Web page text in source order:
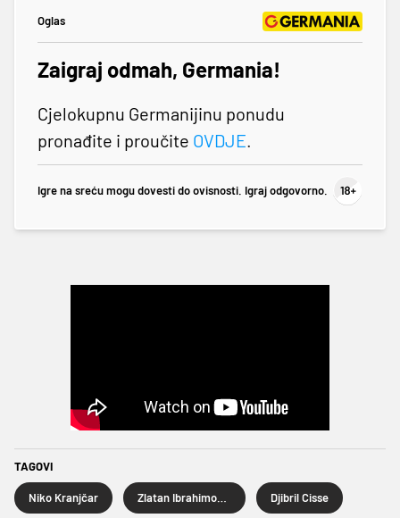
Oglas
Zaigraj odmah, Germania!
Cjelokupnu Germanijinu ponudu
pronađite i proučite OVDJE.
Igre na sreću mogu dovesti do ovisnosti. Igraj odgovorno.
TAGOVI
Niko Kranjčar Djibril Cisse